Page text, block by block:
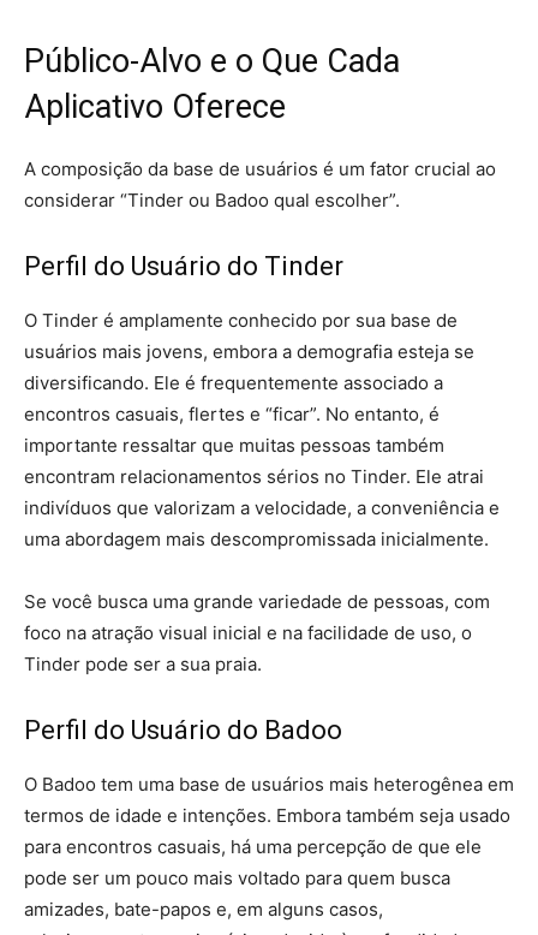
Público-Alvo e o Que Cada
Aplicativo Oferece
A composição da base de usuários é um fator crucial ao
considerar “Tinder ou Badoo qual escolher”.
Perfil do Usuário do Tinder
O Tinder é amplamente conhecido por sua base de
usuários mais jovens, embora a demografia esteja se
diversificando. Ele é frequentemente associado a
encontros casuais, flertes e “ficar”. No entanto, é
importante ressaltar que muitas pessoas também
encontram relacionamentos sérios no Tinder. Ele atrai
indivíduos que valorizam a velocidade, a conveniência e
uma abordagem mais descompromissada inicialmente.
Se você busca uma grande variedade de pessoas, com
foco na atração visual inicial e na facilidade de uso, o
Tinder pode ser a sua praia.
Perfil do Usuário do Badoo
O Badoo tem uma base de usuários mais heterogênea em
termos de idade e intenções. Embora também seja usado
para encontros casuais, há uma percepção de que ele
pode ser um pouco mais voltado para quem busca
amizades, bate-papos e, em alguns casos,